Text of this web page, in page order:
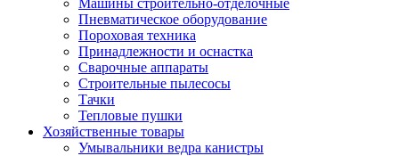
Машины строительно-отделочные
Пневматическое оборудование
Пороховая техника
Принадлежности и оснастка
Сварочные аппараты
Строительные пылесосы
Тачки
Тепловые пушки
Хозяйственные товары
Умывальники ведра канистры